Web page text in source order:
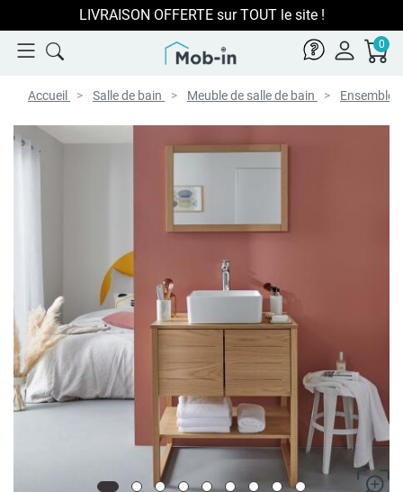
LIVRAISON OFFERTE sur TOUT le site !
0
Accueil Salle de bain Meuble de salle de bain Ensemble